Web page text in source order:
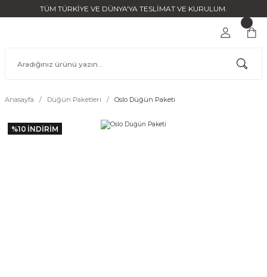
TÜM TÜRKİYE VE DÜNYA'YA TESLİMAT VE KURULUM.
Anasayfa Düğün Paketleri Oslo Düğün Paketi
%10 İNDİRİM